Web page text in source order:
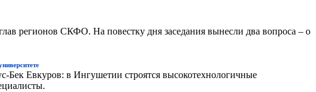
регионов СКФО. На повестку дня заседания вынесли два вопроса – о
Бек Евкуров: в Ингушетии строятся высокотехнологичные